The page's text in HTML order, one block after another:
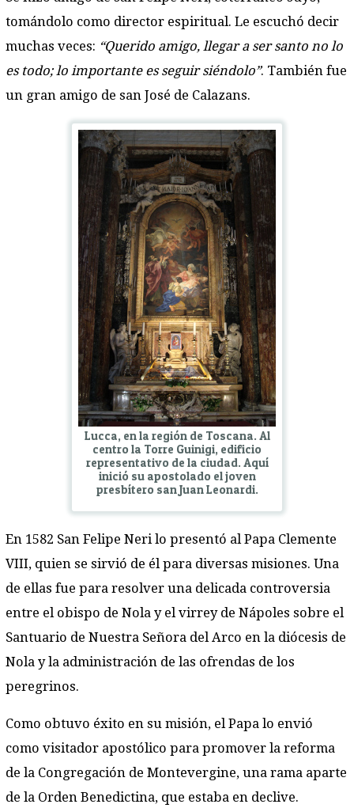
tomándolo como director espiritual. Le escuchó decir
muchas veces: “Querido amigo, llegar a ser santo no lo
es todo; lo importante es seguir siéndolo”. También fue
un gran amigo de san José de Calazans.
Lucca, en la región de Toscana. Al
centro la Torre Guinigi, edificio
representativo de la ciudad. Aquí
inició su apostolado el joven
presbítero san Juan Leonardi.
En 1582 San Felipe Neri lo presentó al Papa Clemente
VIII, quien se sirvió de él para diversas misiones. Una
de ellas fue para resolver una delicada controversia
entre el obispo de Nola y el virrey de Nápoles sobre el
Santuario de Nuestra Señora del Arco en la diócesis de
Nola y la administración de las ofrendas de los
peregrinos.
Como obtuvo éxito en su misión, el Papa lo envió
como visitador apostólico para promover la reforma
de la Congregación de Montevergine, una rama aparte
de la Orden Benedictina, que estaba en declive.